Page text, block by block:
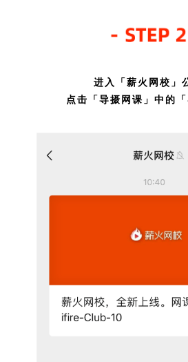
进入「薪火网校」
点击「导摄网课」中的「